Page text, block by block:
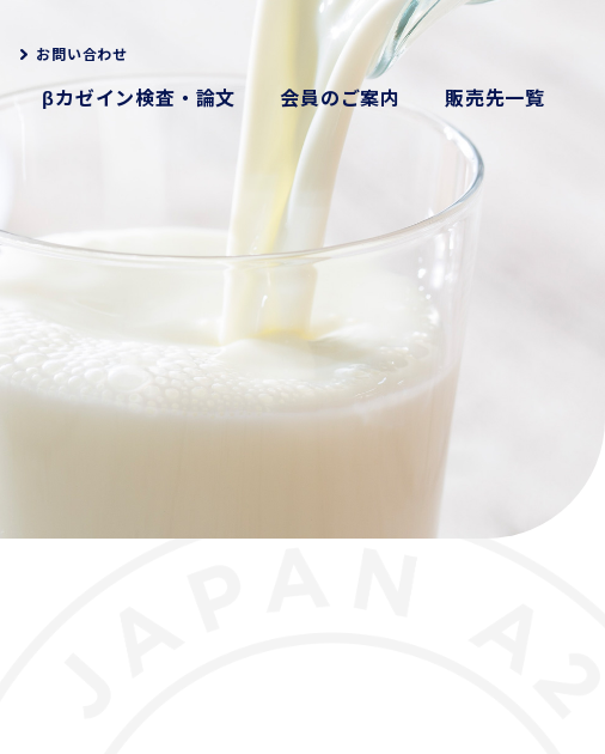
お問い合わせ
βカゼイン検査・論文 会員のご案内 販売先一覧